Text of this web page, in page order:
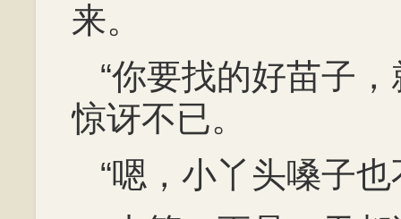
来。
“你要找的好苗子
惊讶不已。
“嗯，小丫头嗓子也